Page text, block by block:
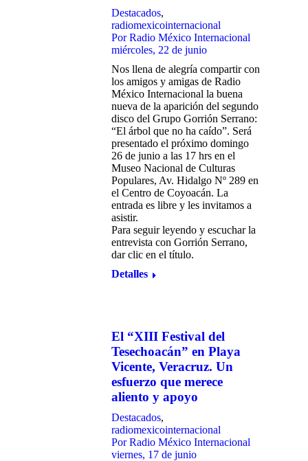
Destacados,
radiomexicointernacional
PorRadio México Internacional
miércoles, 22 de junio
Nos llena de alegría compartir con
los amigos y amigas de Radio
México Internacional la buena
nueva de la aparición del segundo
disco del Grupo Gorrión Serrano:
“El árbol que no ha caído”. Será
presentado el próximo domingo
26 de junio a las 17 hrs en el
Museo Nacional de Culturas
Populares, Av. Hidalgo Nº 289 en
el Centro de Coyoacán. La
entrada es libre y les invitamos a
asistir.
Para seguir leyendo y escuchar la
entrevista con Gorrión Serrano,
dar clic en el título.
Detalles
El “XIII Festival del
Tesechoacán” en Playa
Vicente, Veracruz. Un
esfuerzo que merece
aliento y apoyo
Destacados,
radiomexicointernacional
PorRadio México Internacional
viernes, 17 de junio